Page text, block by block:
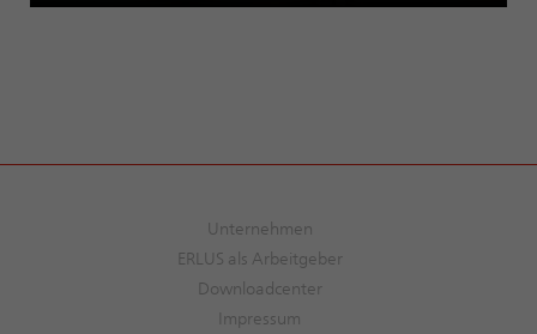
Unternehmen
ERLUS als Arbeitgeber
Downloadcenter
Impressum